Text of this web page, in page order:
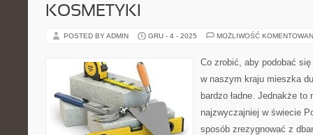
KOSMETYKI
POSTED BY ADMIN GRU - 4 - 2025 MOŻLIWOŚĆ
Co zrobić, aby podobać
w naszym kraju mieszka
bardzo ładne. Jednakże
najzwyczajniej w świecie
sposób zrezygnować z